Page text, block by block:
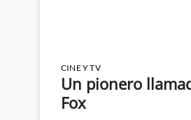
CINE Y TV
Un pionero
Fox